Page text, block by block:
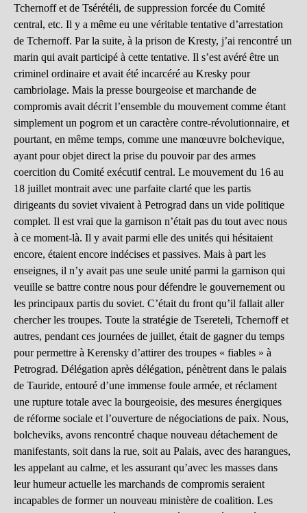
Tchernoff et de Tsérétéli, de suppression forcée du Comité
central, etc. Il y a même eu une véritable tentative d’arrestation
de Tchernoff. Par la suite, à la prison de Kresty, j’ai rencontré un
marin qui avait participé à cette tentative. Il s’est avéré être un
criminel ordinaire et avait été incarcéré au Kresky pour
cambriolage. Mais la presse bourgeoise et marchande de
compromis avait décrit l’ensemble du mouvement comme étant
simplement un pogrom et un caractère contre-révolutionnaire, et
pourtant, en même temps, comme une manœuvre bolchevique,
ayant pour objet direct la prise du pouvoir par des armes
coercition du Comité exécutif central. Le mouvement du 16 au
18 juillet montrait avec une parfaite clarté que les partis
dirigeants du soviet vivaient à Petrograd dans un vide politique
complet. Il est vrai que la garnison n’était pas du tout avec nous
à ce moment-là. Il y avait parmi elle des unités qui hésitaient
encore, étaient encore indécises et passives. Mais à part les
enseignes, il n’y avait pas une seule unité parmi la garnison qui
veuille se battre contre nous pour défendre le gouvernement ou
les principaux partis du soviet. C’était du front qu’il fallait aller
chercher les troupes. Toute la stratégie de Tsereteli, Tchernoff et
autres, pendant ces journées de juillet, était de gagner du temps
pour permettre à Kerensky d’attirer des troupes « fiables » à
Petrograd. Délégation après délégation, pénètrent dans le palais
de Tauride, entouré d’une immense foule armée, et réclament
une rupture totale avec la bourgeoisie, des mesures énergiques
de réforme sociale et l’ouverture de négociations de paix. Nous,
bolcheviks, avons rencontré chaque nouveau détachement de
manifestants, soit dans la rue, soit au Palais, avec des harangues,
les appelant au calme, et les assurant qu’avec les masses dans
leur humeur actuelle les marchands de compromis seraient
incapables de former un nouveau ministère de coalition. Les